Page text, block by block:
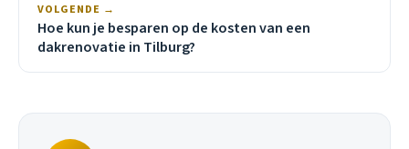
VOLGENDE →
Hoe kun je besparen op de kosten van een
dakrenovatie in Tilburg?